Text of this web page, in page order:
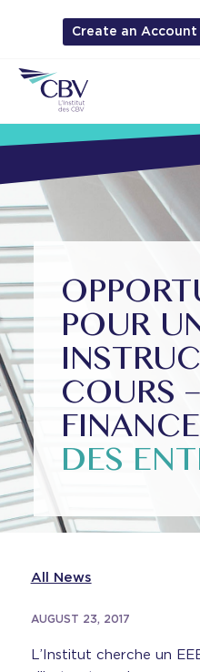
Create an Account
POUR
COURS –
DES
All News
AUGUST 23, 2017
L’Institut cherche un